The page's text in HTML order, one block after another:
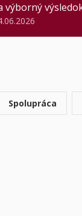
výborný
Spolupráca